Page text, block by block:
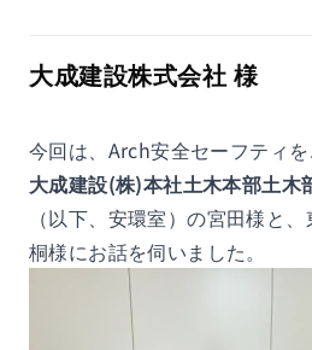
大成建設株式会社 様
今回は、Arch安全セーフティ
大成建設(株)本社土木本部土木
（以下、安環室）の宮田様と
桐様にお話を伺いました。